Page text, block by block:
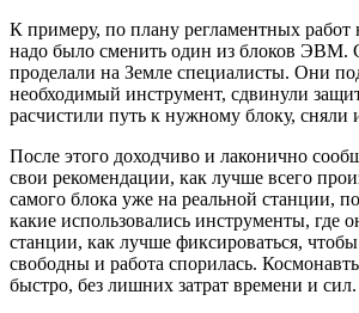
К примеру, по плану регламентных работ
надо было сменить один из блоков ЭВМ.
проделали на Земле специалисты. Они
необходимый инструмент, сдвинули
расчистили путь к нужному блоку, сняли
После этого доходчиво и лаконично
свои рекомендации, как лучше всего
самого блока уже на реальной станции,
какие использовались инструменты, где
станции, как лучше фиксироваться,
свободны и работа спорилась.
быстро, без лишних затрат времени и сил.